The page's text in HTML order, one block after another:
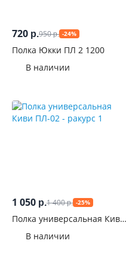
720 р.950р. -24%
Полка Юкки ПЛ 2 1200
В наличии
1 050 р.1 400р. -25%
Полка универсальная Киви
В наличии